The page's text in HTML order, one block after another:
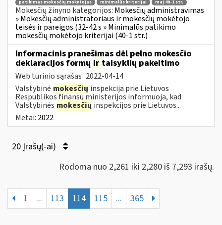
patikimas mokesčių mokėtojas minimalūs kriterijai maį 40-1 str.
Mokesčių žinyno kategorijos: Mokesčių administravimas
» Mokesčių administratoriaus ir mokesčių mokėtojo
teisės ir pareigos (32-42 s » Minimalūs patikimo
mokesčių mokėtojo kriterijai (40-1 str.)
Informacinis pranešimas dėl pelno mokesčio
deklaracijos formų ir taisyklių pakeitimo
Web turinio sąrašas 2022-04-14
Valstybinė mokesčių inspekcija prie Lietuvos
Respublikos finansų ministerijos informuoja, kad
Valstybinės mokesčių inspekcijos prie Lietuvos...
Metai: 2022
20 Įrašų(-ai)
Rodoma nuo 2,261 iki 2,280 iš 7,293 irašų.
1 ... 113 114 115 ... 365